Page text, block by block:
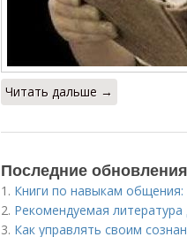
Читать дальше →
Последние
1. Книги по навыкам общения:
2. Рекомендуемая
3. Как управлять своим